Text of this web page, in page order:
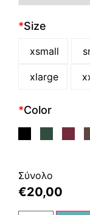
*Size
xsmall
xlarge
*Color
Σύνολο
€20,00